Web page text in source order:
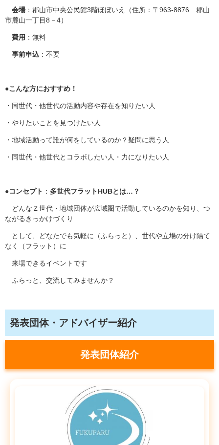
会場：郡山市中央公民館3階ほぼいえ（住所：〒963-8876 郡山
市麓山一丁目8－4）
費用 ：無料
事前申込 ：不要
●こんな方におすすめ！
・同世代・他世代の活動内容や存在を知りたい人
・やりたいことを見つけたい人
・地域活動って誰が何をしているのか？疑問に思う人
・同世代・他世代とコラボしたい人・力になりたい人
●コンセプト ： 多世代フラットHUBとは…？
どんなＺ世代・地域団体が広域圏で活動しているのかを知り、つ
ながるきっかけづくり
として、どなたでも気軽に（ふらっと）、世代や立場の分け隔て
なく（フラット）に
来場できるイベントです
ふらっと、交流してみませんか？
発表団体・アドバイザー紹介
発表団体紹介